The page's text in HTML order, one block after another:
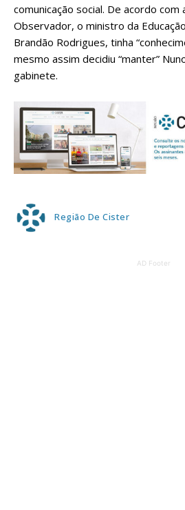
comunicação social. De acordo com
Observador, o ministro da
Brandão Rodrigues, tinha
mesmo assim decidiu “manter”
gabinete.
Região De Cister
AD Footer